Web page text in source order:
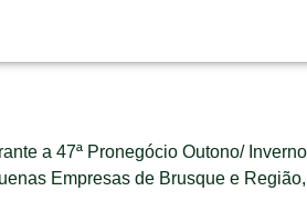
a 47ª Pronegócio Outono/
Empresas de Brusque e